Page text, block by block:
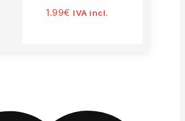
1.99€ IVA incl.